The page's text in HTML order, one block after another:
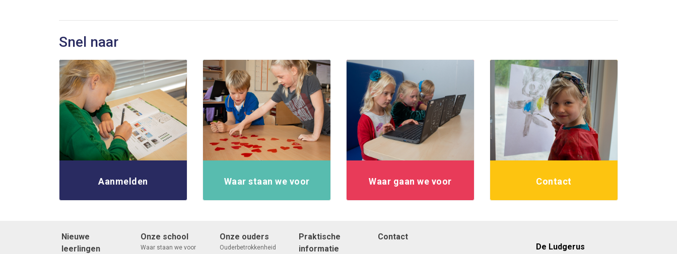
Snel naar
Aanmelden Waar staan we voor Waar gaan we voor Contact
Nieuwe
leerlingen
Onze school
Waar staan we voor
Onze ouders
Ouderbetrokkenheid
Praktische
informatie
Contact
De Ludgerus